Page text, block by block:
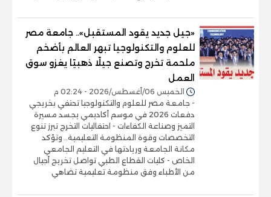
«جيل جديد يقود المستقبل».. جامعة مصر
للعلوم والتكنولوجيا تبهر العالم بأضخم
ملحمة تخرج وتصنع جيلًا ذهبيًا يغزو سوق
العمل
الخميس 06/أغسطس/2026 - 02:24 م
- جامعة مصر للعلوم والتكنولوجيا تحتفي بخريجي
دفعات 2026 في موسم أكاديمي يجسد مسيرة
التميز وصناعة الكفاءات - احتفاليات التخرج تبرز تنوع
التخصصات وقوة المنظومة التعليمية.. وتؤكد
مكانة الجامعة وريادتها في التعليم الجامعي
الخاص - كليات القطاع الطبي تواصل تخريج أجيال
من الأطباء وفق منظومة تعليمية تضاهي